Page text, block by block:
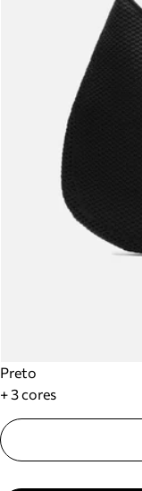
Preto
+ 3 cores